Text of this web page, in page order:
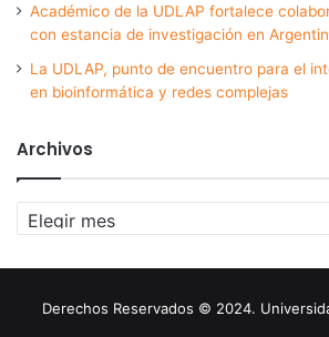
Académico de la UDLAP fortalece
con estancia de investigación en
La UDLAP, punto de encuentro para el
en bioinformática y redes complejas
Archivos
Archivos
Derechos Reservados © 2024.